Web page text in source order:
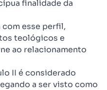
finalidade da
com esse perfil,
teológicos e
ao relacionamento
II é considerado
a ser visto como